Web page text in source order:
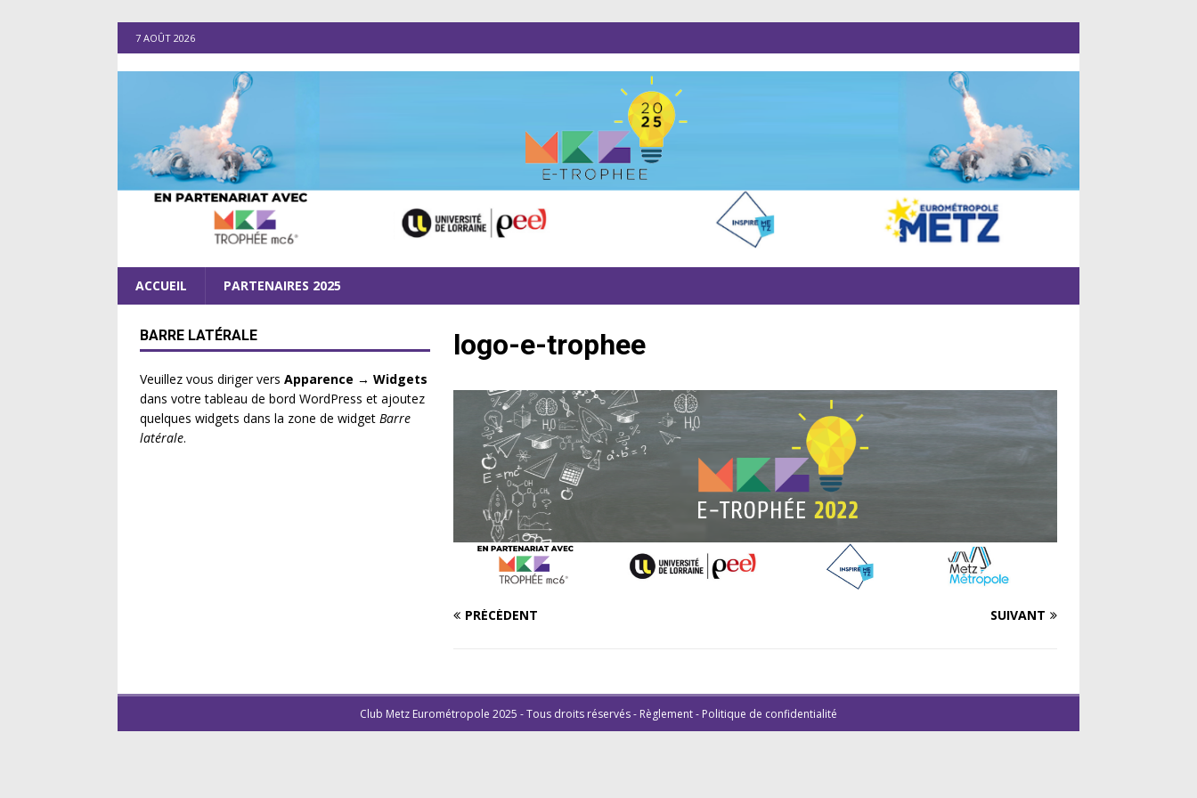
7 AOÛT 2026
ACCUEIL PARTENAIRES 2025
logo-e-trophee
PRÉCÉDENT SUIVANT
BARRE LATÉRALE
Veuillez vous diriger vers Apparence → Widgets
dans votre tableau de bord WordPress et ajoutez
quelques widgets dans la zone de widget Barre
latérale.
Club Metz Eurométropole 2025 - Tous droits réservés - Règlement- Politique de confidentialité